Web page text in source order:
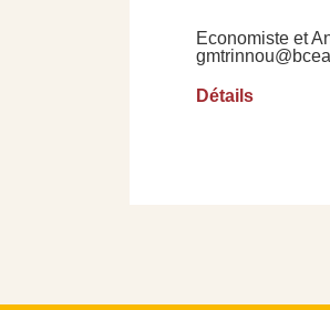
Economiste et
Détails